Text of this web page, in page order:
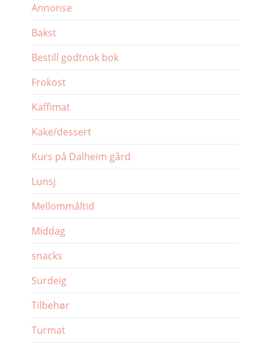
Annonse
Bakst
Bestill godtnok bok
Frokost
Kaffimat
Kake/dessert
Kurs på Dalheim gård
Lunsj
Mellommåltid
Middag
snacks
Surdeig
Tilbehør
Turmat